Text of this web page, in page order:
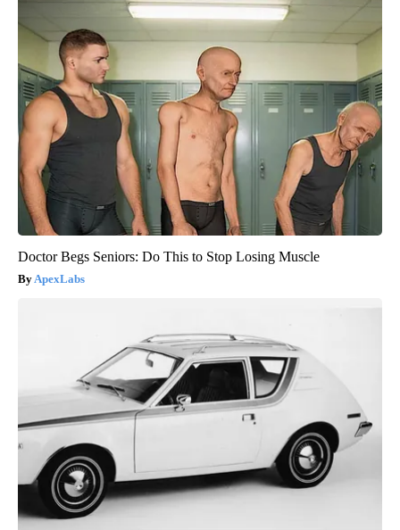
Doctor Begs Seniors: Do This to Stop Losing Muscle
ApexLabs